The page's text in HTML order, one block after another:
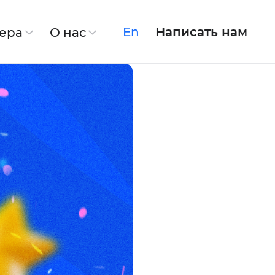
Спасение продукта
Модернизация системы
Discovery Phase
данных
Linkory
О нас En Написать нам